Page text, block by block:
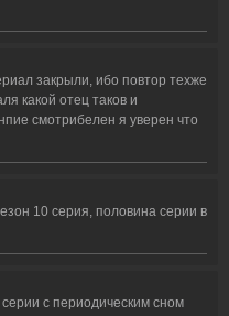
закрыли, ибо повтор техже
какой отец таков и
смотрибелен я уверен что
10 серия, половина серии в
с периодическим сном